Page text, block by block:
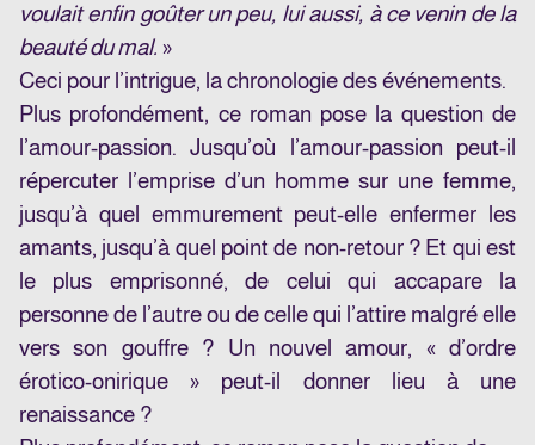
voulait enfin goûter un peu, lui aussi, à ce venin de la
beauté du mal. »
Ceci pour l’intrigue, la chronologie des événements.
Plus profondément, ce roman pose la question de
l’amour-passion. Jusqu’où l’amour-passion peut-il
répercuter l’emprise d’un homme sur une femme,
jusqu’à quel emmurement peut-elle enfermer les
amants, jusqu’à quel point de non-retour ? Et qui est
le plus emprisonné, de celui qui accapare la
personne de l’autre ou de celle qui l’attire malgré elle
vers son gouffre ? Un nouvel amour, « d’ordre
érotico-onirique » peut-il donner lieu à une
renaissance ?